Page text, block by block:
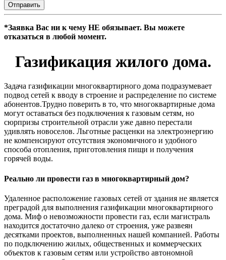
Отправить
*Заявка Вас ни к чему НЕ обязывает. Вы можете
отказаться в любой момент.
Газификация жилого дома.
Задача газификации многоквартирного дома подразумевает
подвод сетей к вводу в строение и распределение по системе
абонентов.Трудно поверить в то, что многоквартирные дома
могут оставаться без подключения к газовым сетям, но
сюрпризы строительной отрасли уже давно перестали
удивлять новоселов. Льготные расценки на электроэнергию
не компенсируют отсутствия экономичного и удобного
способа отопления, приготовления пищи и получения
горячей воды.
Реально ли провести газ в многоквартирный дом?
Удаленное расположение газовых сетей от здания не является
преградой для выполнения газификации многоквартирного
дома. Миф о невозможности провести газ, если магистраль
находится достаточно далеко от строения, уже развеян
десятками проектов, выполненных нашей компанией. Работы
по подключению жилых, общественных и коммерческих
объектов к газовым сетям или устройство автономной